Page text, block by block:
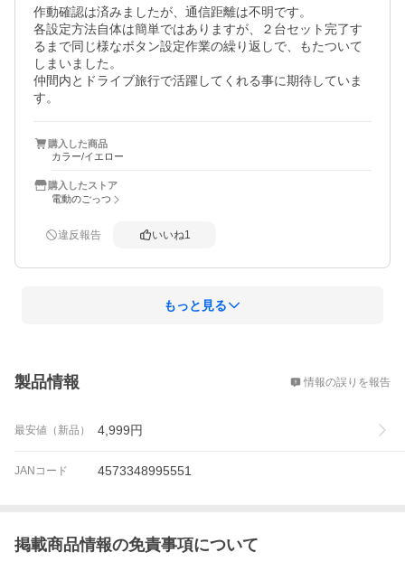
作動確認は済みましたが、通信距離は不明です。
各設定方法自体は簡単ではありますが、２台セット完了す
るまで同じ様なボタン設定作業の繰り返しで、もたついて
しまいました。
仲間内とドライブ旅行で活躍してくれる事に期待していま
す。
購入した商品
カラー/イエロー
購入したストア
電動のごっつ
違反報告 いいね1
もっと見る
製品情報 情報の誤りを報告
最安値（新品） 4,999円
JANコード 4573348995551
掲載商品情報の免責事項について